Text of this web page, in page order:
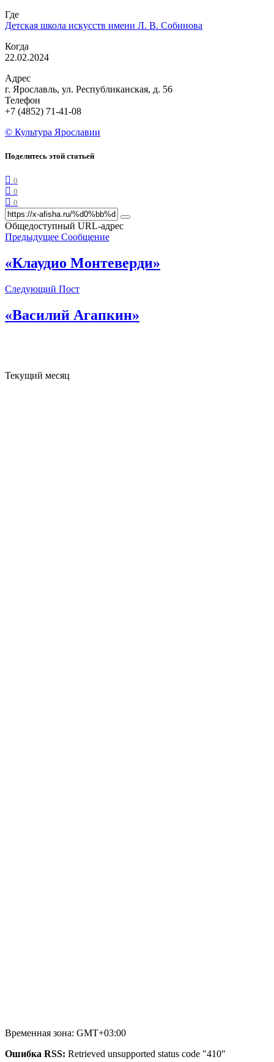
Где
Детская школа искусств имени Л. В. Собинова
Когда
22.02.2024
Адрес
г. Ярославль, ул. Республиканская, д. 56
Телефон
+7 (4852) 71-41-08
© Культура Ярославии
Поделитесь этой статьей
0
0
0
Общедоступный URL-адрес
Предыдущее Сообщение
«Клаудио Монтеверди»
Следующий Пост
«Василий Агапкин»
Текущий месяц
Временная зона: GMT+03:00
Ошибка RSS: Retrieved unsupported status code "410"